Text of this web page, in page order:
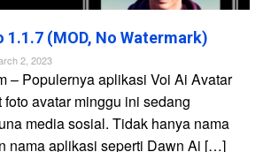
1.1.7 (MOD, No Watermark)
2, 2023
– Populernya aplikasi Voi Ai Avatar
avatar minggu ini sedang
media sosial. Tidak hanya nama
nama aplikasi seperti Dawn Ai […]